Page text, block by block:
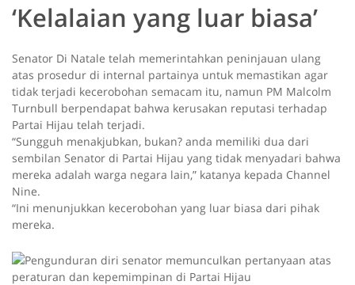
‘Kelalaian yang luar biasa’
Senator Di Natale telah memerintahkan peninjauan ulang
atas prosedur di internal partainya untuk memastikan agar
tidak terjadi kecerobohan semacam itu, namun PM Malcolm
Turnbull berpendapat bahwa kerusakan reputasi terhadap
Partai Hijau telah terjadi.
“Sungguh menakjubkan, bukan? anda memiliki dua dari
sembilan Senator di Partai Hijau yang tidak menyadari bahwa
mereka adalah warga negara lain,” katanya kepada Channel
Nine.
“Ini menunjukkan kecerobohan yang luar biasa dari pihak
mereka.